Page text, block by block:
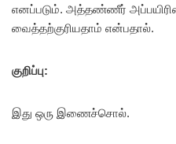
எனப்படும். அத்தண்ணீர் அப்பயிரின்
வைத்தற்குரியதாம் என்பதால்.
குறிப்பு:
இது ஒரு இணைச்சொல்.